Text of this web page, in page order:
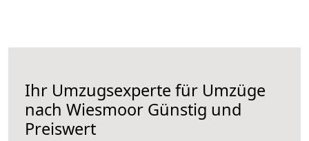
Ihr Umzugsexperte für Umzüge
nach Wiesmoor Günstig und
Preiswert